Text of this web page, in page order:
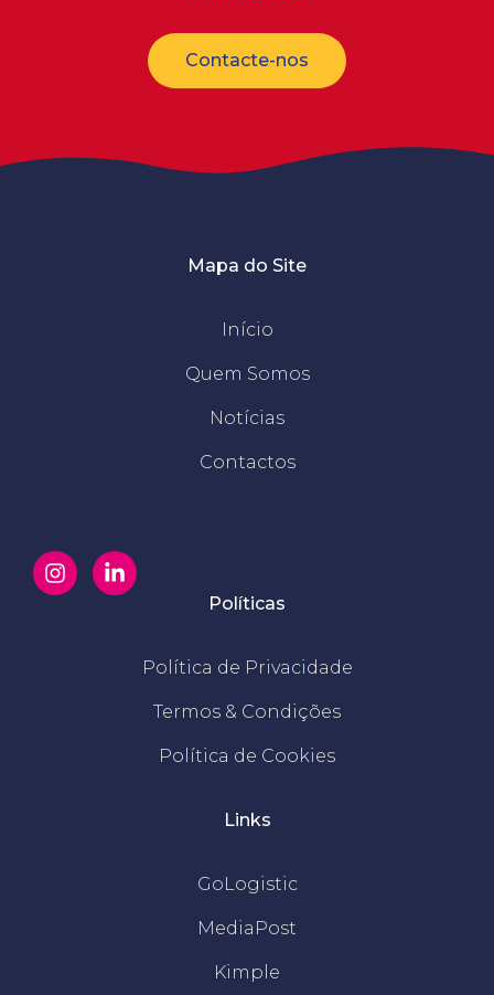
Contacte-nos
Mapa do Site
Início
Quem Somos
Notícias
Contactos
Políticas
Política de Privacidade
Termos & Condições
Política de Cookies
Links
GoLogistic
MediaPost
Kimple